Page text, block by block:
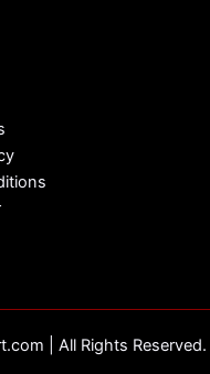
| All Rights Reserved.